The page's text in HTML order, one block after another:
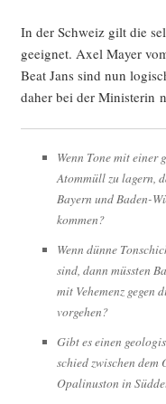
In der Schweiz gilt die
geeig­net. Axel May­er
Beat Jans sind nun
daher bei der Minis­te­rin
Wenn Tone mit einer
Atom­müll zu lagern,
Bay­ern und Baden-
kommen?
Wenn dün­ne
sind, dann müss­ten
mit Vehe­menz gegen
vorgehen?
Gibt es einen
schied zwi­schen dem
Opa­li­nus­ton in